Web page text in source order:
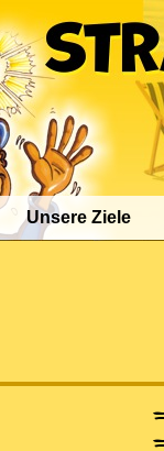
Unsere Ziele